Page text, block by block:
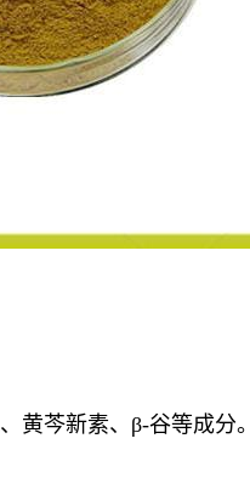
黄芩新素、β-谷等成分。